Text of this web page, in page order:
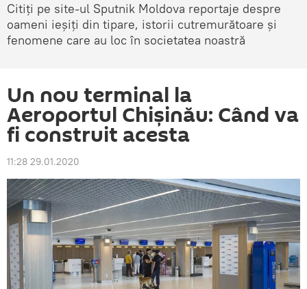
Citiți pe site-ul Sputnik Moldova reportaje despre
oameni ieșiți din tipare, istorii cutremurătoare și
fenomene care au loc în societatea noastră
Un nou terminal la
Aeroportul Chișinău: Când va
fi construit acesta
11:28 29.01.2020